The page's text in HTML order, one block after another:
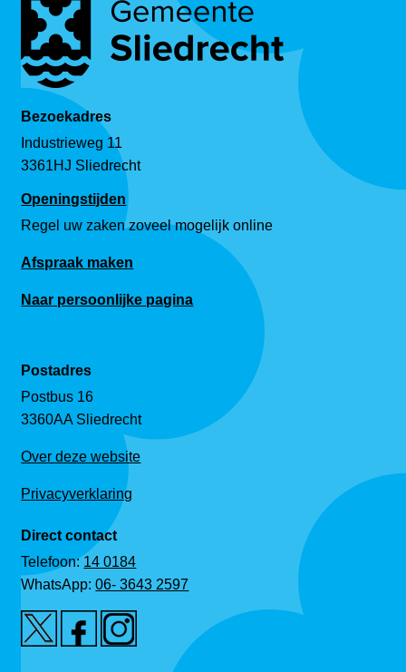
Bezoekadres
Industrieweg 11
3361HJ Sliedrecht
Openingstijden
Regel uw zaken zoveel mogelijk online
Afspraak maken
Naar persoonlijke pagina
Postadres
Postbus 16
3360AA Sliedrecht
Over deze website
Privacyverklaring
Direct contact
Telefoon:14 0184
WhatsApp:06- 3643 2597